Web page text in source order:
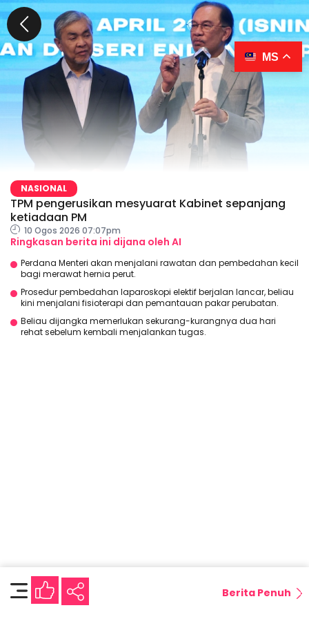
NASIONAL
TPM pengerusikan mesyuarat Kabinet sepanjang
ketiadaan PM
10 Ogos 2026 07:07pm
Ringkasan berita ini dijana oleh AI
Perdana Menteri akan menjalani rawatan dan pembedahan kecil
bagi merawat hernia perut.
Prosedur pembedahan laparoskopi elektif berjalan lancar, beliau
kini menjalani fisioterapi dan pemantauan pakar perubatan.
Beliau dijangka memerlukan sekurang-kurangnya dua hari
rehat sebelum kembali menjalankan tugas.
Berita Penuh
MS